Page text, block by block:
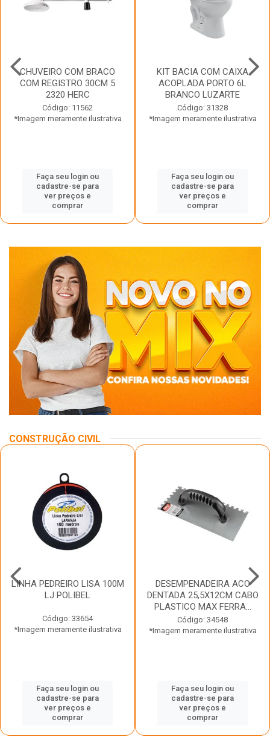
CHUVEIRO COM BRACO
COM REGISTRO 30CM 5
2320 HERC
Código: 11562
*Imagem meramente ilustrativa
Faça seu login ou
cadastre-se para
ver preços e
comprar
KIT BACIA COM CAIXA
ACOPLADA PORTO 6L
BRANCO LUZARTE
Código: 31328
*Imagem meramente ilustrativa
Faça seu login ou
cadastre-se para
ver preços e
comprar
CONSTRUÇÃO CIVIL
LINHA PEDREIRO LISA 100M
LJ POLIBEL
Código: 33654
*Imagem meramente ilustrativa
Faça seu login ou
cadastre-se para
ver preços e
comprar
DESEMPENADEIRA ACO
DENTADA 25,5X12CM CABO
PLASTICO MAX FERRA...
Código: 34548
*Imagem meramente ilustrativa
Faça seu login ou
cadastre-se para
ver preços e
comprar